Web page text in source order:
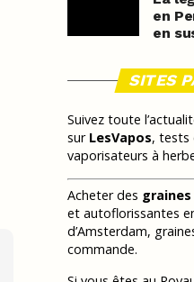
en
en
SITES
Suivez toute
sur LesVapos, tests
vaporisateurs à
Acheter des graines
et autoflorissantes
d’Amsterdam,
commande.